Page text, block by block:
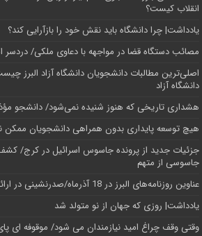
انقلاب کیست؟
یادداشت| چرا دانشگاه باید نقش خود را بازآرایی کند؟
مصائب دستگاه قضا در مواجهه با دعاوی ملکی/ دردسر
اصلی‌ترین مطالبات دانشجویان دانشگاه آزاد البرز
دانشگاه آز‌اد
هشداری تاریخی که هنوز شنیده نمی‌شود/ دانشجو
هیچ توسعه پایداری بدون همراهی دانشجویان
جزئیات جدید از پرونده جاسوس اسرائیل در کرج/‌
جاسوسی از متهم
عناوین روزنامه‌های البرز در ‌18 آذرماه/صدرنشینی در ارائه خدمات زایمان بی‌درد
یادداشت| روزی که جهان از نو متولد شد
وقتی وقف چراغ امید نیازمندان می شود/ موقوفه ای